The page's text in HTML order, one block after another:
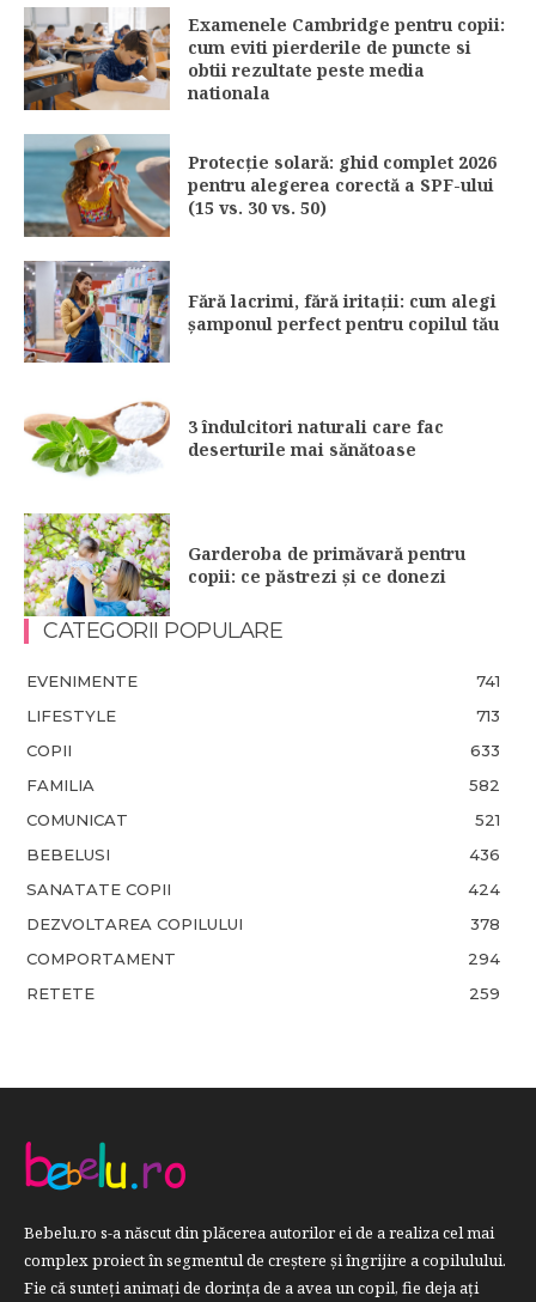
Examenele Cambridge pentru copii:
cum eviti pierderile de puncte si
obtii rezultate peste media
nationala
Protecție solară: ghid complet 2026
pentru alegerea corectă a SPF-ului
(15 vs. 30 vs. 50)
Fără lacrimi, fără iritații: cum alegi
șamponul perfect pentru copilul tău
3 îndulcitori naturali care fac
deserturile mai sănătoase
Garderoba de primăvară pentru
copii: ce păstrezi și ce donezi
CATEGORII POPULARE
EVENIMENTE
741
LIFESTYLE
713
COPII
633
FAMILIA
582
COMUNICAT
521
BEBELUSI
436
SANATATE COPII
424
DEZVOLTAREA COPILULUI
378
COMPORTAMENT
294
RETETE
259
Bebelu.ro s-a născut din plăcerea autorilor ei de a realiza cel mai
complex proiect în segmentul de creştere şi îngrijire a copilulului.
Fie că sunteţi animaţi de dorinţa de a avea un copil, fie deja aţi